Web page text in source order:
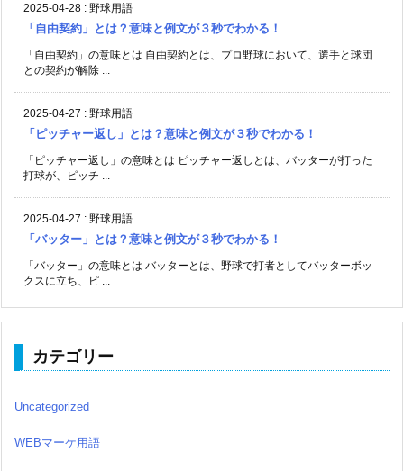
2025-04-28 : 野球用語
「自由契約」とは？意味と例文が３秒でわかる！
「自由契約」の意味とは 自由契約とは、プロ野球において、選手と球団
との契約が解除 ...
2025-04-27 : 野球用語
「ピッチャー返し」とは？意味と例文が３秒でわかる！
「ピッチャー返し」の意味とは ピッチャー返しとは、バッターが打った
打球が、ピッチ ...
2025-04-27 : 野球用語
「バッター」とは？意味と例文が３秒でわかる！
「バッター」の意味とは バッターとは、野球で打者としてバッターボッ
クスに立ち、ピ ...
カテゴリー
Uncategorized
WEBマーケ用語